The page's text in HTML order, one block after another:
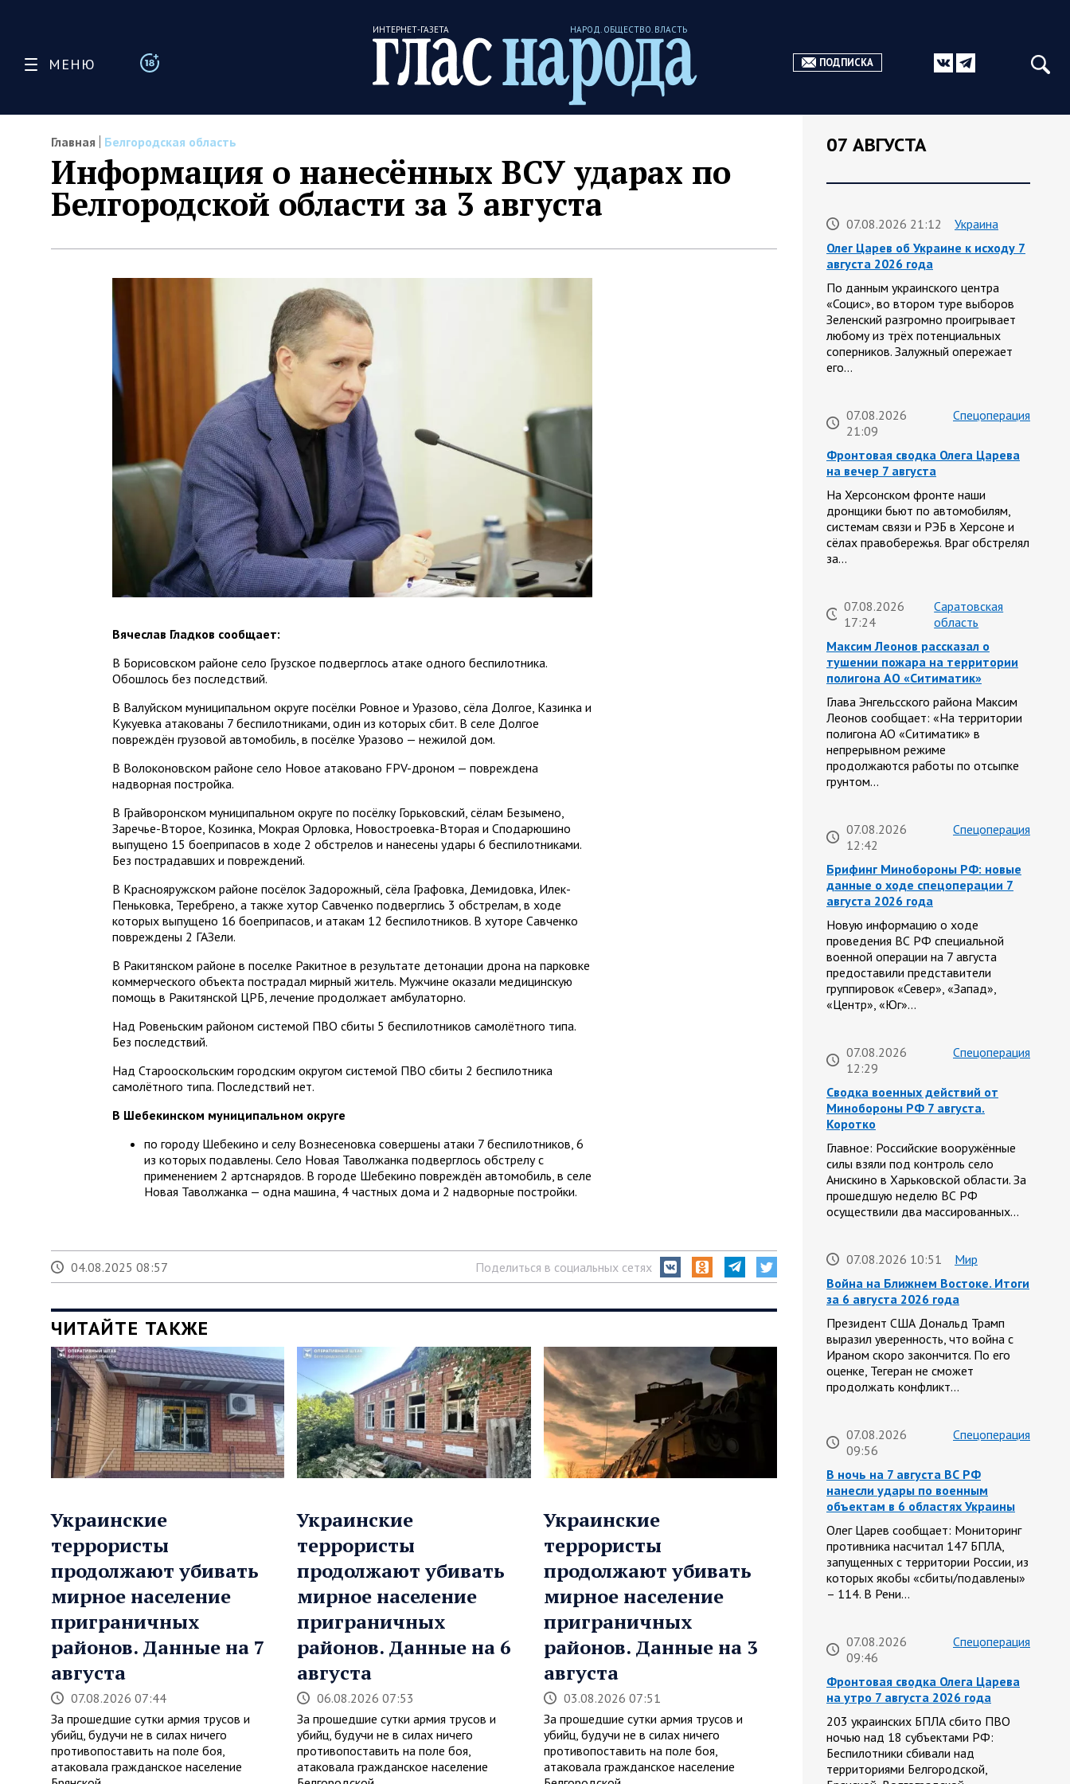
МЕНЮ
ИНТЕРНЕТ-ГАЗЕТА НАРОД. ОБЩЕСТВО. ВЛАСТЬ
ПОДПИСКА
Главная Белгородская область
Информация о нанесённых ВСУ ударах по
Белгородской области за 3 августа
Вячеслав Гладков сообщает:
В Борисовском районе село Грузское подверглось атаке одного беспилотника.
Обошлось без последствий.
В Валуйском муниципальном округе посёлки Ровное и Уразово, сёла Долгое, Казинка и
Кукуевка атакованы 7 беспилотниками, один из которых сбит. В селе Долгое
повреждён грузовой автомобиль, в посёлке Уразово — нежилой дом.
В Волоконовском районе село Новое атаковано FPV-дроном — повреждена
надворная постройка.
В Грайворонском муниципальном округе по посёлку Горьковский, сёлам Безымено,
Заречье-Второе, Козинка, Мокрая Орловка, Новостроевка-Вторая и Сподарюшино
выпущено 15 боеприпасов в ходе 2 обстрелов и нанесены удары 6 беспилотниками.
Без пострадавших и повреждений.
В Краснояружском районе посёлок Задорожный, сёла Графовка, Демидовка, Илек-
Пеньковка, Теребрено, а также хутор Савченко подверглись 3 обстрелам, в ходе
которых выпущено 16 боеприпасов, и атакам 12 беспилотников. В хуторе Савченко
повреждены 2 ГАЗели.
В Ракитянском районе в поселке Ракитное в результате детонации дрона на парковке
коммерческого объекта пострадал мирный житель. Мужчине оказали медицинскую
помощь в Ракитянской ЦРБ, лечение продолжает амбулаторно.
Над Ровеньским районом системой ПВО сбиты 5 беспилотников самолётного типа.
Без последствий.
Над Старооскольским городским округом системой ПВО сбиты 2 беспилотника
самолётного типа. Последствий нет.
В Шебекинском муниципальном округе
по городу Шебекино и селу Вознесеновка совершены атаки 7 беспилотников, 6
из которых подавлены. Село Новая Таволжанка подверглось обстрелу с
применением 2 артснарядов. В городе Шебекино повреждён автомобиль, в селе
Новая Таволжанка — одна машина, 4 частных дома и 2 надворные постройки.
04.08.2025 08:57 Поделиться в социальных сетях
ЧИТАЙТЕ ТАКЖЕ
Украинские
террористы
продолжают убивать
мирное население
приграничных
районов. Данные на 7
августа
07.08.2026 07:44
За прошедшие сутки армия трусов и
убийц, будучи не в силах ничего
противопоставить на поле боя,
атаковала гражданское население
Украинские
террористы
продолжают убивать
мирное население
приграничных
районов. Данные на 6
августа
06.08.2026 07:53
За прошедшие сутки армия трусов и
убийц, будучи не в силах ничего
противопоставить на поле боя,
атаковала гражданское население
Украинские
террористы
продолжают убивать
мирное население
приграничных
районов. Данные на 3
августа
03.08.2026 07:51
За прошедшие сутки армия трусов и
убийц, будучи не в силах ничего
противопоставить на поле боя,
атаковала гражданское население
07 АВГУСТА
07.08.2026 21:12
Украина
Олег Царев об Украине к исходу 7
августа 2026 года
По данным украинского центра
«Социс», во втором туре выборов
Зеленский разгромно проигрывает
любому из трёх потенциальных
соперников. Залужный опережает
его…
07.08.2026
21:09
Спецоперация
Фронтовая сводка Олега Царева
на вечер 7 августа
На Херсонском фронте наши
дронщики бьют по автомобилям,
системам связи и РЭБ в Херсоне и
сёлах правобережья. Враг обстрелял
за…
07.08.2026
17:24
Саратовская
область
Максим Леонов рассказал о
тушении пожара на территории
полигона АО «Ситиматик»
Глава Энгельсского района Максим
Леонов сообщает: «На территории
полигона АО «Ситиматик» в
непрерывном режиме
продолжаются работы по отсыпке
грунтом…
07.08.2026
12:42
Спецоперация
Брифинг Минобороны РФ: новые
данные о ходе спецоперации 7
августа 2026 года
Новую информацию о ходе
проведения ВС РФ специальной
военной операции на 7 августа
предоставили представители
группировок «Север», «Запад»,
«Центр», «Юг»…
07.08.2026
12:29
Спецоперация
Сводка военных действий от
Минобороны РФ 7 августа.
Коротко
Главное: Российские вооружённые
силы взяли под контроль село
Анискино в Харьковской области. За
прошедшую неделю ВС РФ
осуществили два массированных…
07.08.2026 10:51
Мир
Война на Ближнем Востоке. Итоги
за 6 августа 2026 года
Президент США Дональд Трамп
выразил уверенность, что война с
Ираном скоро закончится. По его
оценке, Тегеран не сможет
продолжать конфликт…
07.08.2026
09:56
Спецоперация
В ночь на 7 августа ВС РФ
нанесли удары по военным
объектам в 6 областях Украины
Олег Царев сообщает: Мониторинг
противника насчитал 147 БПЛА,
запущенных с территории России, из
которых якобы «сбиты/подавлены»
– 114. В Рени…
07.08.2026
09:46
Спецоперация
Фронтовая сводка Олега Царева
на утро 7 августа 2026 года
203 украинских БПЛА сбито ПВО
ночью над 18 субъектами РФ:
Беспилотники сбивали над
территориями Белгородской,